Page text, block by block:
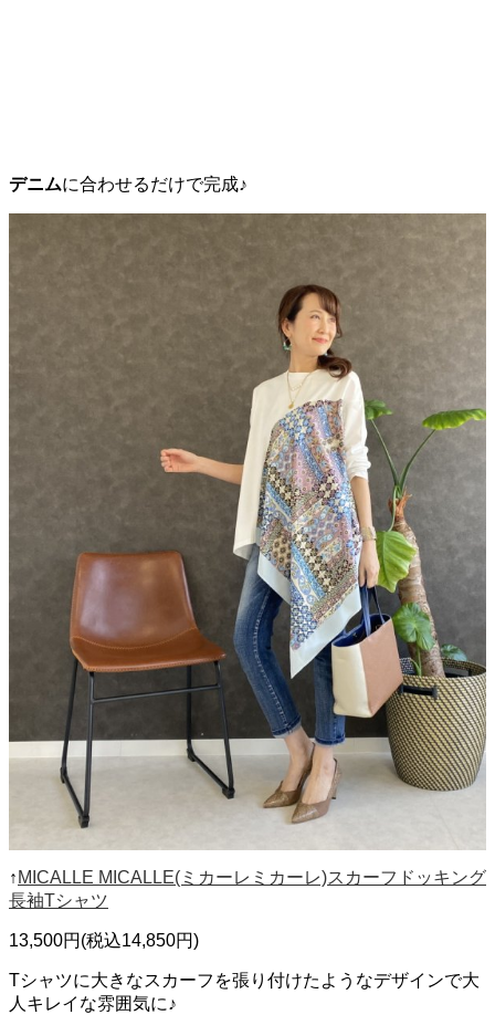
デニムに合わせるだけで完成♪
↑ MICALLE MICALLE(ミカーレミカーレ)スカーフドッキング
長袖Tシャツ
13,500円(税込14,850円)
Tシャツに大きなスカーフを張り付けたようなデザインで大
人キレイな雰囲気に♪